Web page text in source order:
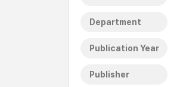
Department
Publication Year
Publisher